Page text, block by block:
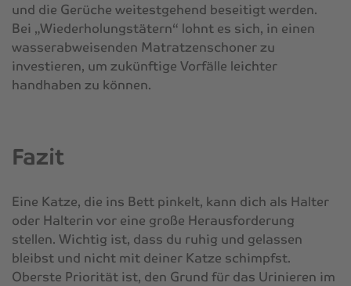
und die Gerüche weitestgehend beseitigt werden.
Bei „Wiederholungstätern“ lohnt es sich, in einen
wasserabweisenden Matratzenschoner zu
investieren, um zukünftige Vorfälle leichter
handhaben zu können.
Fazit
Eine Katze, die ins Bett pinkelt, kann dich als Halter
oder Halterin vor eine große Herausforderung
stellen. Wichtig ist, dass du ruhig und gelassen
bleibst und nicht mit deiner Katze schimpfst.
Oberste Priorität ist, den Grund für das Urinieren im